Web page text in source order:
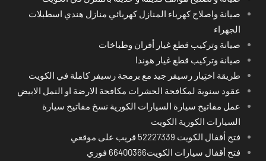
صيانة واصلاح كهرباء المنازل كهربائي منازل هندي اسطبلات
الجهراء
صيانة وتركيب قطع غيار أفران وطباخات
صيانة وتركيب قطع غيار هوندا
طريقة اختِيار رسيفر جيد مع برمجة رسيفر كاملة في الكويت
عقود سنوية لمكافحة الحشرات مكافحة الارضة او النمل الابيض
عمل مفاتيح سيارة السيارات الكورية نسخ مفاتيح سيارة
السيارات الكورية الكويت
فتح أقفال الكويت 52227339 قريب على موقعي
فتح أقفال سيارات الكويت66400366 فوري